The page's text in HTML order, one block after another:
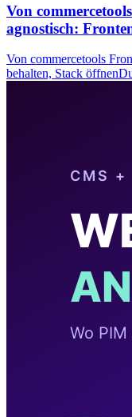
Von
agnostisch:
Von commercetools
behalten, Stack